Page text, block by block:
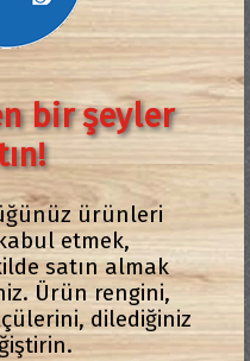
bir şeyler
ürünleri
etmek,
satın almak
Ürün rengini,
dilediğiniz